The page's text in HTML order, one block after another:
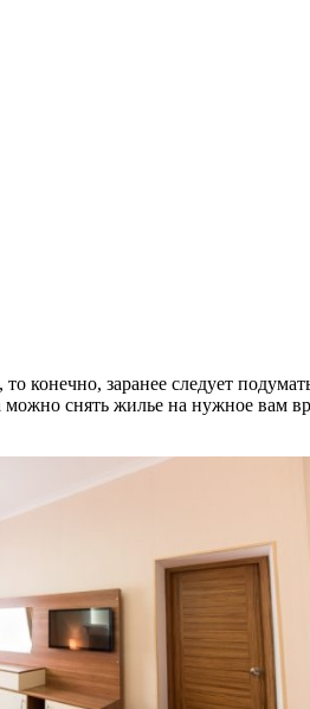
конечно, заранее следует
можно снять жилье на нужное вам